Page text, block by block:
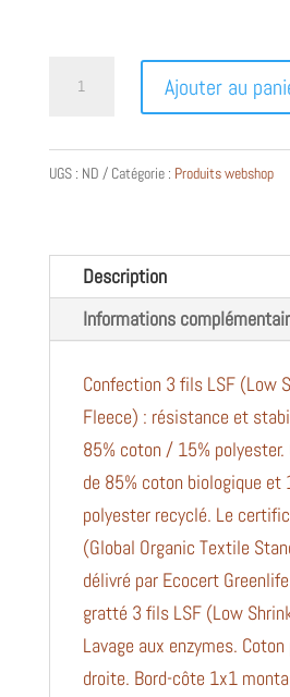
SHIRT
responsable
enfant
Ajouter au
UGS : ND Catégorie : Produits webshop
Description
Informations
Confection 3 fils LSF (Low
Fleece) : résistance et
85% coton / 15% polyester.
de 85% coton biologique et
polyester recyclé. Le
(Global Organic Textile
délivré par Ecocert
gratté 3 fils LSF (Low
Lavage aux enzymes. Coton
droite. Bord-côte 1x1